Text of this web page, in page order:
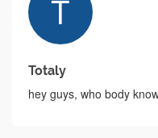
Totaly
hey guys, who body